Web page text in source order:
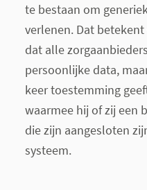
te bestaan om
verlenen. Dat
dat alle
persoonlijke data,
keer toestemming
waarmee hij of zij een
die zijn aangesloten
systeem.